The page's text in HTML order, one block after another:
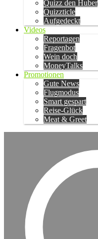
Quizz den Huber
Quizzticle
Aufgedeckt
Videos
Reportagen
Fragenbot
Wein doch
MoneyTalks
Promotionen
Gute News
Flugmodus
Smart gespart
Reise-Glück
Meat & Greet